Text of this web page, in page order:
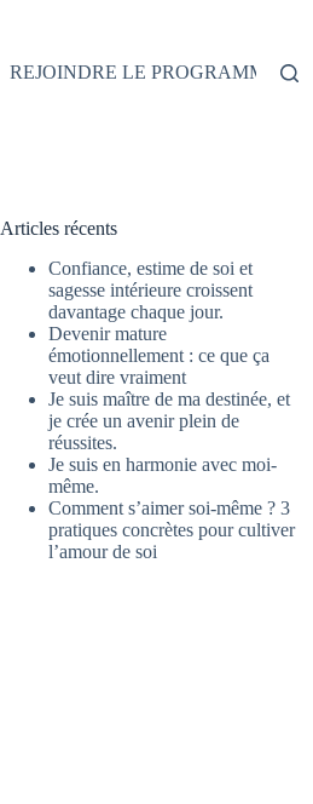
REJOINDRE LE PROGRAMME
Articles récents
Confiance, estime de soi et
sagesse intérieure croissent
davantage chaque jour.
Devenir mature
émotionnellement : ce que ça
veut dire vraiment
Je suis maître de ma destinée, et
je crée un avenir plein de
réussites.
Je suis en harmonie avec moi-
même.
Comment s’aimer soi-même ? 3
pratiques concrètes pour cultiver
l’amour de soi